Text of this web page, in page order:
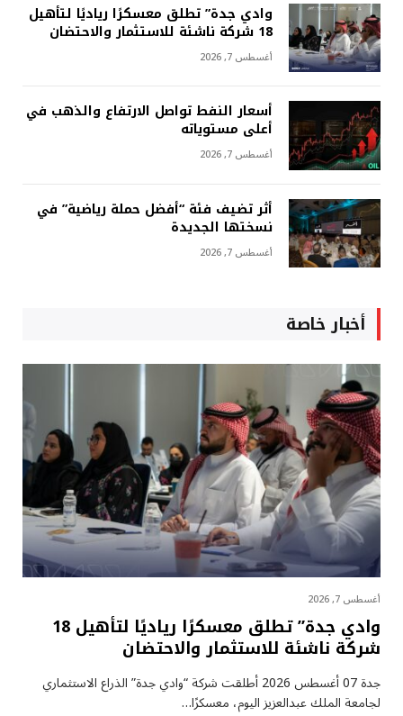
وادي جدة” تطلق معسكرًا رياديًا لتأهيل
18 شركة ناشئة للاستثمار والاحتضان
أغسطس 7, 2026
أسعار النفط تواصل الارتفاع والذهب في
أعلى مستوياته
أغسطس 7, 2026
أثر تضيف فئة “أفضل حملة رياضية” في
نسختها الجديدة
أغسطس 7, 2026
أخبار خاصة
أغسطس 7, 2026
وادي جدة” تطلق معسكرًا رياديًا لتأهيل 18
شركة ناشئة للاستثمار والاحتضان
جدة 07 أغسطس 2026 أطلقت شركة “وادي جدة” الذراع الاستثماري
لجامعة الملك عبدالعزيز اليوم، معسكرًا…